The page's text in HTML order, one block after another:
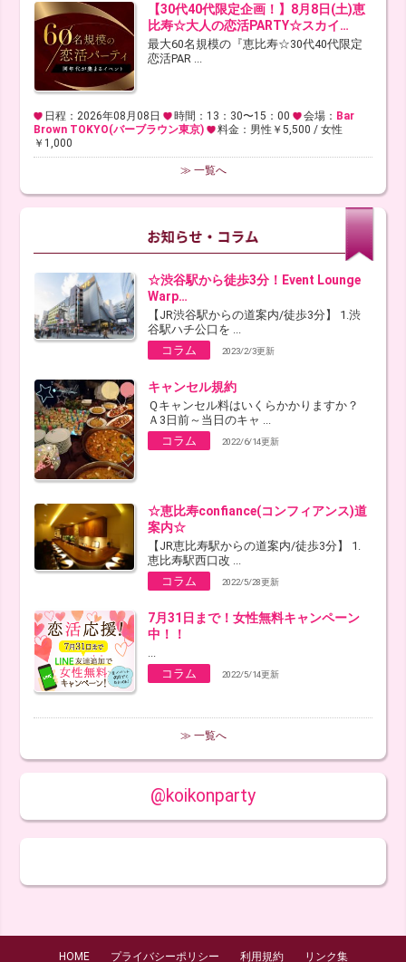
【30代40代限定企画！】8月8日(土)恵
比寿☆大人の恋活PARTY☆スカイ…
最大60名規模の『恵比寿☆30代40代限定
恋活PAR ...
日程：2026年08月08日 時間：13：30〜15：00 会場： Bar
Brown TOKYO(バーブラウン東京)
料金：男性￥5,500 / 女性
￥1,000
≫ 一覧へ
☆渋谷駅から徒歩3分！Event Lounge
Warp…
【JR渋谷駅からの道案内/徒歩3分】 1.渋
谷駅ハチ公口を ...
コラム
2023/2/3更新
キャンセル規約
Ｑキャンセル料はいくらかかりますか？
Ａ3日前～当日のキャ ...
コラム
2022/6/14更新
☆恵比寿confiance(コンフィアンス)道
案内☆
【JR恵比寿駅からの道案内/徒歩3分】 1.
恵比寿駅西口改 ...
コラム
2022/5/28更新
7月31日まで！女性無料キャンペーン
中！！
...
コラム
2022/5/14更新
≫ 一覧へ
@koikonparty
HOME プライバシーポリシー 利用規約 リンク集